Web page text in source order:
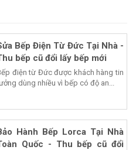
Bếp Điện Từ Đức Tại Nhà -
bếp cũ đổi lấy bếp mới
điện từ Đức được khách hàng tin
dùng nhiều vì bếp có độ an...
Hành Bếp Lorca Tại Nhà
Quốc - Thu bếp cũ đổi